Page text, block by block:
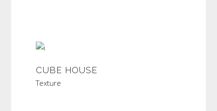
CUBE HOUSE
Texture